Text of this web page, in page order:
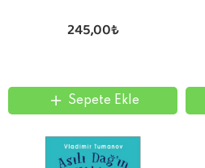
245,00₺
Sepete Ekle